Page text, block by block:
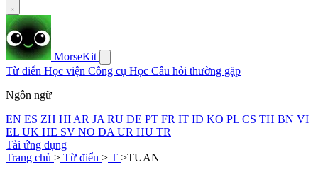
MorseKit
Từ điển Học viện Công cụ Học Câu hỏi thường gặp
Ngôn ngữ
EN ES ZH HI AR JA RU DE PT FR IT ID KO PL CS TH BN VI
EL UK HE SV NO DA UR HU TR
Tải ứng dụng
Trang chủ > Từ điển > T >TUAN